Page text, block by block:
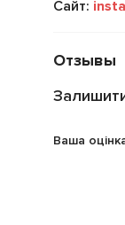
Сайт:
Отзывы
Ваша